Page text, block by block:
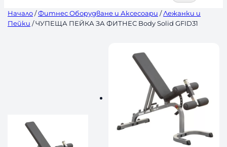
Начало/Фитнес Оборудване и Аксесоари /Лежанки и
Пейки / ЧУПЕЩА ПЕЙКА ЗА ФИТНЕС Body Solid GFID31